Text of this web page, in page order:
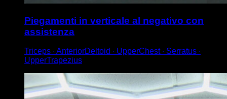
Piegamenti in verticale al negativo con
assistenza
Triceps ∙ AnteriorDeltoid ∙ UpperChest ∙ Serratus ∙
UpperTrapezius